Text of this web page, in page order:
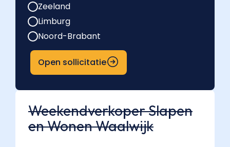
Zeeland
Limburg
Noord-Brabant
Open sollicitatie
Weekendverkoper Slapen
en Wonen Waalwijk